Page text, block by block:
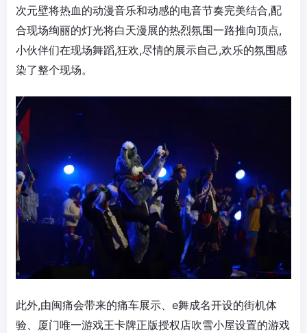
次元壁将热血的动漫音乐和动感的电音节奏完美结合,配
合现场绚丽的灯光将白天漫展的热烈氛围一路推向顶点,
小伙伴们在现场舞蹈,狂欢,尽情的展示自己,欢乐的氛围感
染了整个现场。
此外,由闽痛会带来的痛车展示、e舞成名开设的街机体
验、厦门唯一游戏王卡牌正版授权店吹雪小屋设置的游戏